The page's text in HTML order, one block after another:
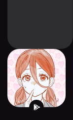
Pit-a-pat Choice